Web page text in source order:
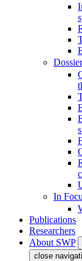
In
Publications
Researchers
About SWP
close